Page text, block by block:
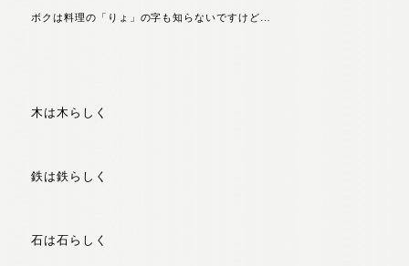
ボクは料理の「りょ」の字も知らないですけど…
木は木らしく
鉄は鉄らしく
石は石らしく